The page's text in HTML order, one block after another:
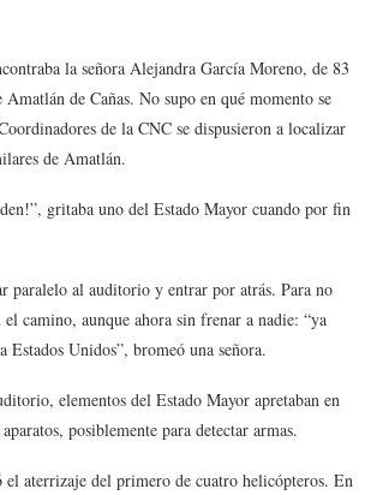
la señora Alejandra García Moreno, de 83
Amatlán de Cañas. No supo en qué momento se
de la CNC se dispusieron a localizar
de Amatlán.
gritaba uno del Estado Mayor cuando por fin
paralelo al auditorio y entrar por atrás. Para no
camino, aunque ahora sin frenar a nadie: “ya
Estados Unidos”, bromeó una señora.
elementos del Estado Mayor apretaban en
posiblemente para detectar armas.
el aterrizaje del primero de cuatro helicópteros. En